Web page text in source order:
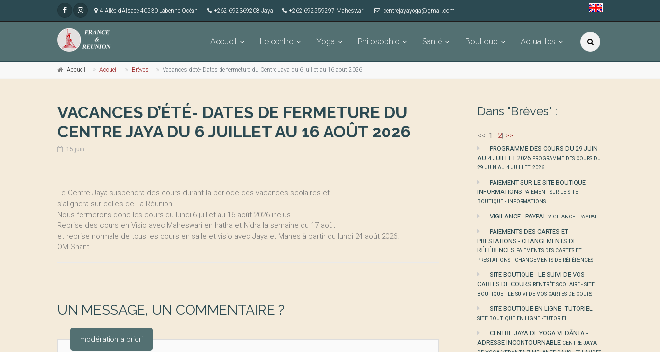
4 Allée d’Alsace 40530 Labenne Océan +262 692369208 Jaya +262 692559297 Maheswari centrejayayoga@gmail.com
Accueil Le centre Yoga Philosophie Santé Boutique Actualités
Accueil Accueil Brèves Vacances d’été- Dates de fermeture du Centre Jaya du 6 juillet au 16 août 2026
VACANCES D’ÉTÉ- DATES DE FERMETURE DU
CENTRE JAYA DU 6 JUILLET AU 16 AOÛT 2026
15 juin
Le Centre Jaya suspendra des cours durant la période des vacances scolaires et
s’alignera sur celles de La Réunion.
Nous fermerons donc les cours du lundi 6 juillet au 16 août 2026 inclus.
Reprise des cours en Visio avec Maheswari en hatha et Nidra la semaine du 17 août
et reprise normale de tous les cours en salle et visio avec Jaya et Mahes à partir du lundi 24 août 2026.
OM Shanti
UN MESSAGE, UN COMMENTAIRE ?
modération a priori
Dans "Brèves" :
<< |1 | 2| >>
PROGRAMME DES COURS DU 29 JUIN
AU 4 JUILLET 2026 PROGRAMME DES COURS DU
29 JUIN AU 4 JUILLET 2026
PAIEMENT SUR LE SITE BOUTIQUE -
INFORMATIONS PAIEMENT SUR LE SITE
BOUTIQUE - INFORMATIONS
VIGILANCE - PAYPAL VIGILANCE - PAYPAL
PAIEMENTS DES CARTES ET
PRESTATIONS - CHANGEMENTS DE
RÉFÉRENCES PAIEMENTS DES CARTES ET
PRESTATIONS - CHANGEMENTS DE RÉFÉRENCES
SITE BOUTIQUE - LE SUIVI DE VOS
CARTES DE COURS RENTRÉE SCOLAIRE - SITE
BOUTIQUE - LE SUIVI DE VOS CARTES DE COURS
SITE BOUTIQUE EN LIGNE -TUTORIEL
SITE BOUTIQUE EN LIGNE -TUTORIEL
CENTRE JAYA DE YOGA VEDĀNTA -
ADRESSE INCONTOURNABLE CENTRE JAYA